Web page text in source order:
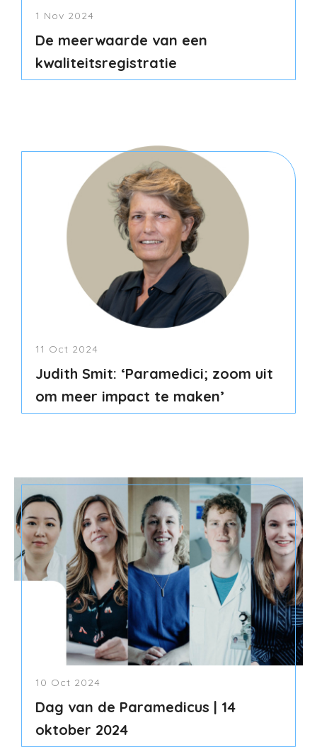
1 Nov 2024
De meerwaarde van een
kwaliteitsregistratie
11 Oct 2024
Judith Smit: ‘Paramedici; zoom uit
om meer impact te maken’
10 Oct 2024
Dag van de Paramedicus | 14
oktober 2024